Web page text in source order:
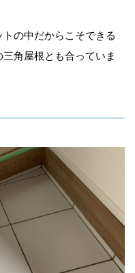
の中だからこそできる
角屋根とも合っていま